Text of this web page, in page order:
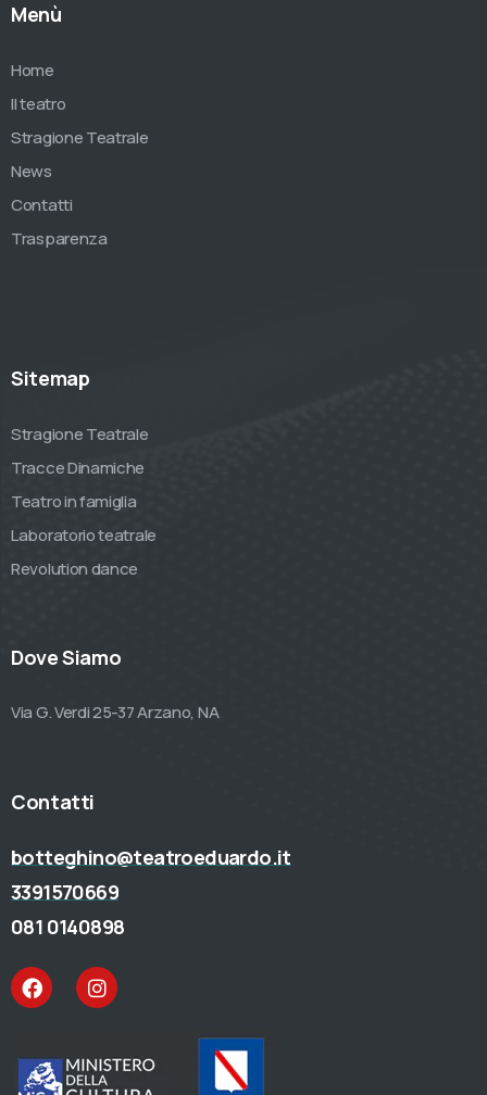
Menù
Home
Il teatro
Stragione Teatrale
News
Contatti
Trasparenza
Sitemap
Stragione Teatrale
Tracce Dinamiche
Teatro in famiglia
Laboratorio teatrale
Revolution dance
Dove Siamo
Via G. Verdi 25-37 Arzano, NA
Contatti
botteghino@teatroeduardo.it
3391570669
081 0140898